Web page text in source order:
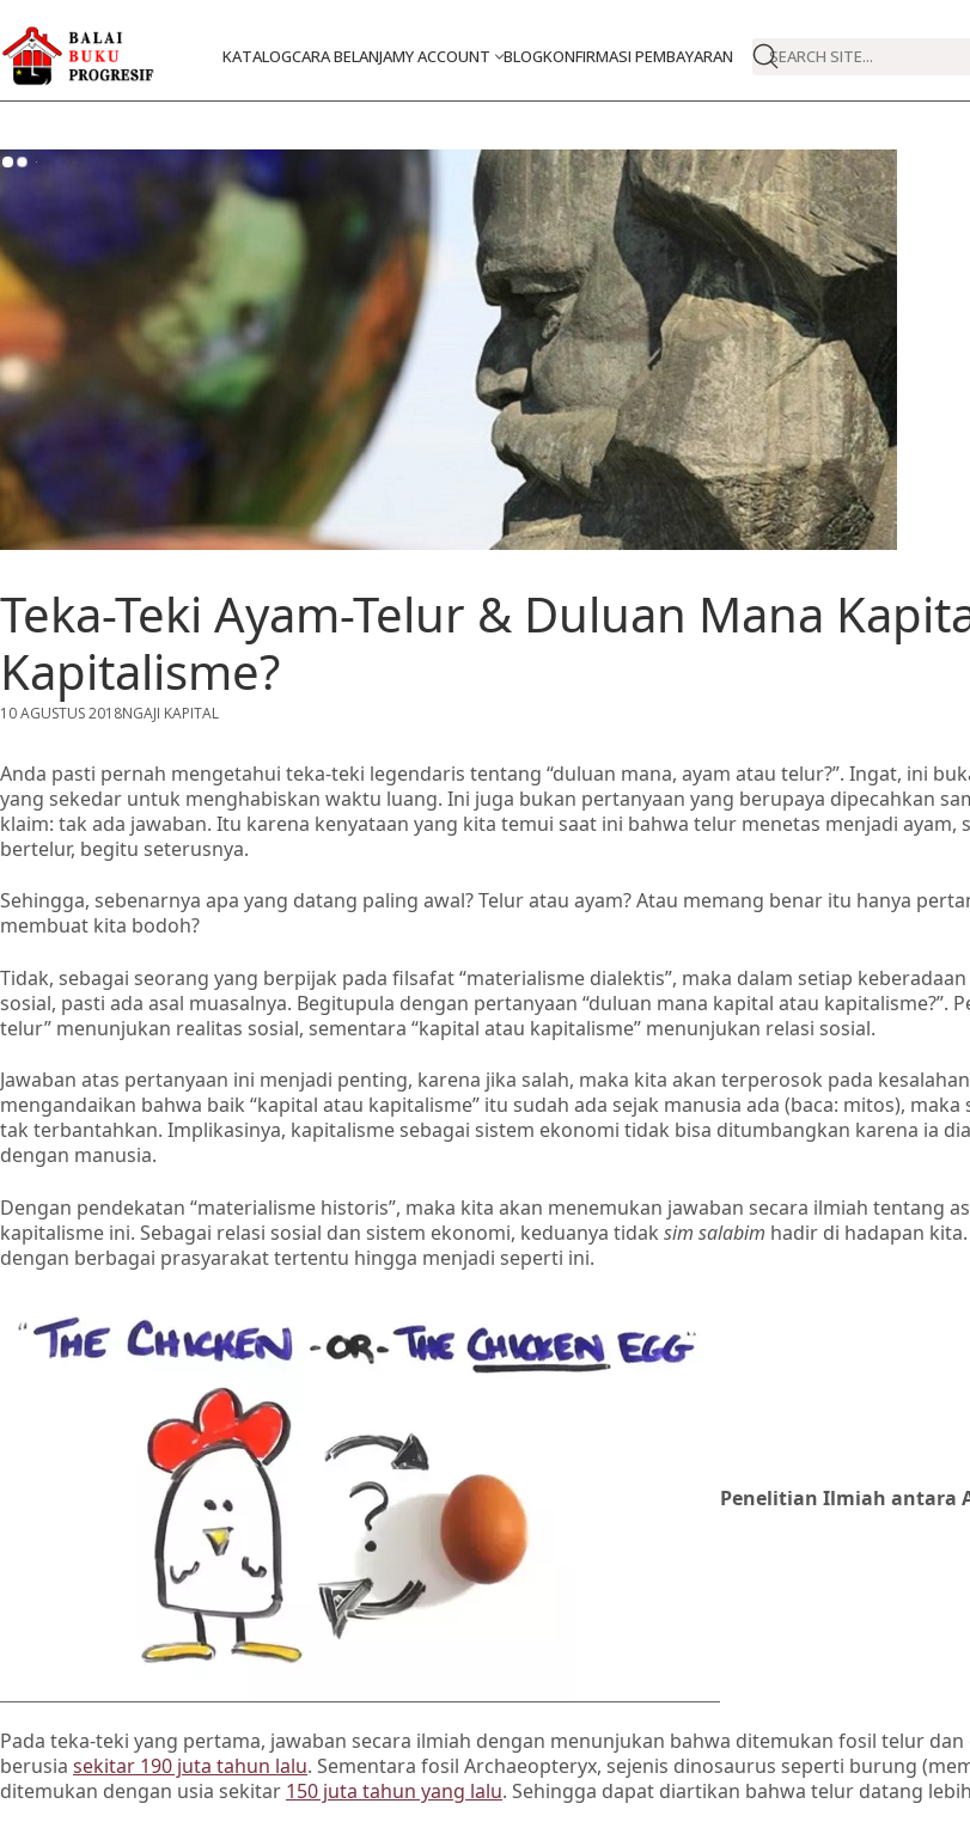
KATALOGCARA BELANJAMY ACCOUNT BLOGKONFIRMASI PEMBAYARAN SEARCH SITE...
Teka-Teki Ayam-Telur & Duluan Mana
Kapitalisme?
10 AGUSTUS 2018NGAJI KAPITAL
Anda pasti pernah mengetahui teka-teki legendaris tentang “duluan mana, ayam atau telur?”. Ingat, ini
yang sekedar untuk menghabiskan waktu luang. Ini juga bukan pertanyaan yang berupaya dipecahkan
klaim: tak ada jawaban. Itu karena kenyataan yang kita temui saat ini bahwa telur menetas menjadi ayam,
bertelur, begitu seterusnya.
Sehingga, sebenarnya apa yang datang paling awal? Telur atau ayam? Atau memang benar itu hanya
membuat kita bodoh?
Tidak, sebagai seorang yang berpijak pada filsafat “materialisme dialektis”, maka dalam setiap
sosial, pasti ada asal muasalnya. Begitupula dengan pertanyaan “duluan mana kapital atau kapitalisme?”.
telur” menunjukan realitas sosial, sementara “kapital atau kapitalisme” menunjukan relasi sosial.
Jawaban atas pertanyaan ini menjadi penting, karena jika salah, maka kita akan terperosok pada
mengandaikan bahwa baik “kapital atau kapitalisme” itu sudah ada sejak manusia ada (baca: mitos), maka
tak terbantahkan. Implikasinya, kapitalisme sebagai sistem ekonomi tidak bisa ditumbangkan karena ia
dengan manusia.
Dengan pendekatan “materialisme historis”, maka kita akan menemukan jawaban secara ilmiah tentang
kapitalisme ini. Sebagai relasi sosial dan sistem ekonomi, keduanya tidak sim salabim hadir di hadapan
dengan berbagai prasyarakat tertentu hingga menjadi seperti ini.
Penelitian Ilmiah antara
Pada teka-teki yang pertama, jawaban secara ilmiah dengan menunjukan bahwa ditemukan fosil telur
berusia sekitar 190 juta tahun lalu. Sementara fosil Archaeopteryx, sejenis dinosaurus seperti burung
ditemukan dengan usia sekitar 150 juta tahun yang lalu. Sehingga dapat diartikan bahwa telur datang